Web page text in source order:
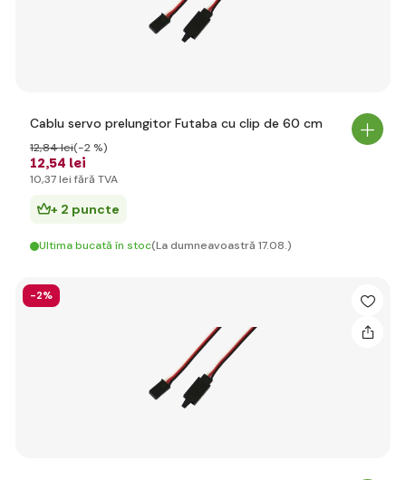
Cablu servo prelungitor Futaba cu clip de 60 cm
12,54 lei
12,84 lei(-2 %)
10,37 lei fără TVA
+ 2 puncte
Ultima bucată în stoc(La dumneavoastră 17.08.)
-2%